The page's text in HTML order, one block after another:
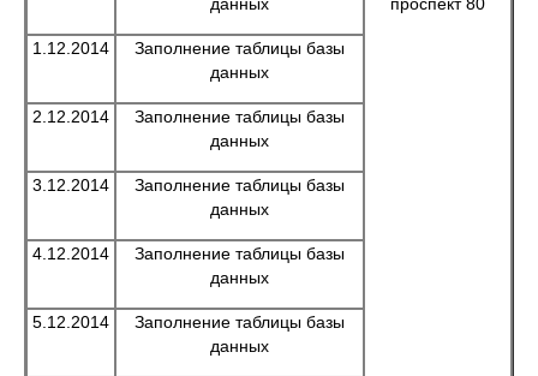
1.12.2014
Заполнение таблицы базы
данных
2.12.2014
Заполнение таблицы базы
данных
3.12.2014
Заполнение таблицы базы
данных
4.12.2014
Заполнение таблицы базы
данных
5.12.2014
Заполнение таблицы базы
данных